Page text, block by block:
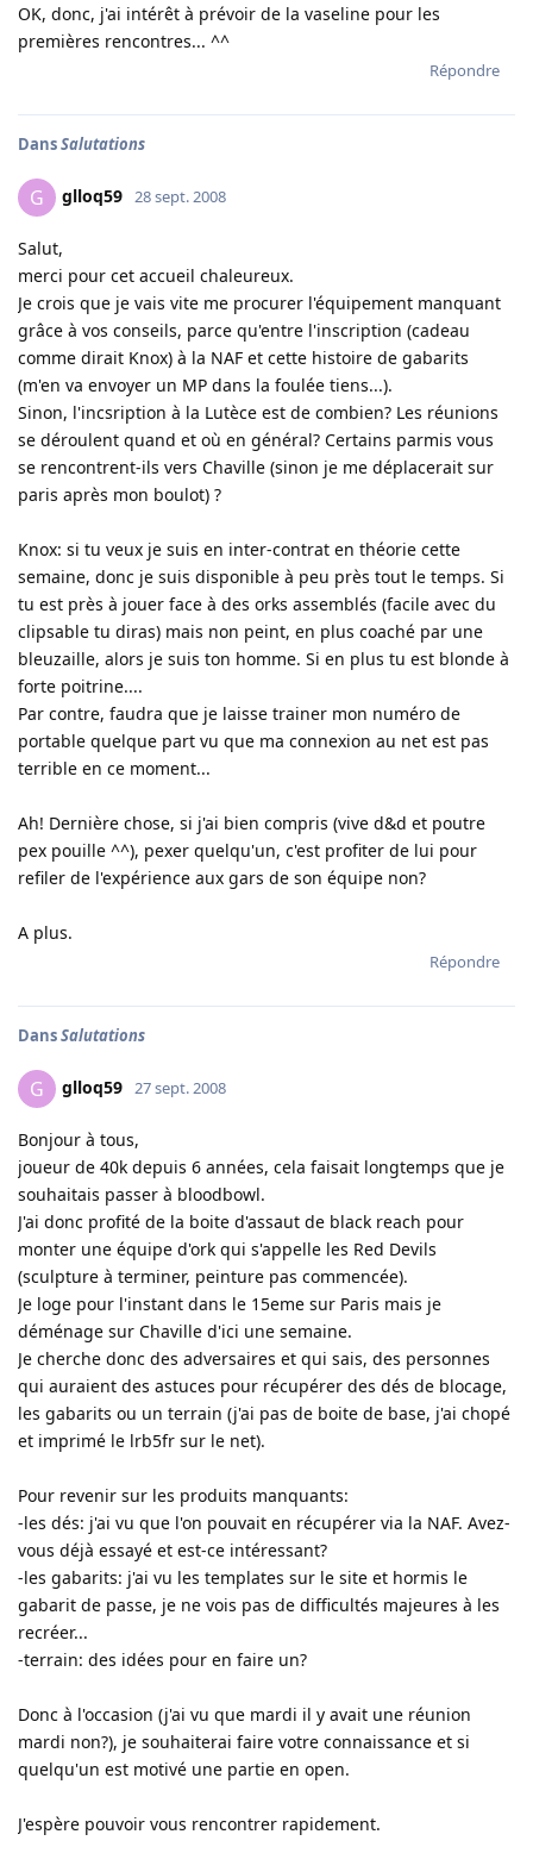
OK, donc, j'ai intérêt à prévoir de la vaseline pour les
premières rencontres... ^^
Répondre
DansSalutations
G glloq59 28 sept. 2008
Salut,
merci pour cet accueil chaleureux.
Je crois que je vais vite me procurer l'équipement manquant
grâce à vos conseils, parce qu'entre l'inscription (cadeau
comme dirait Knox) à la NAF et cette histoire de gabarits
(m'en va envoyer un MP dans la foulée tiens...).
Sinon, l'incsription à la Lutèce est de combien? Les réunions
se déroulent quand et où en général? Certains parmis vous
se rencontrent-ils vers Chaville (sinon je me déplacerait sur
paris après mon boulot) ?
Knox: si tu veux je suis en inter-contrat en théorie cette
semaine, donc je suis disponible à peu près tout le temps. Si
tu est près à jouer face à des orks assemblés (facile avec du
clipsable tu diras) mais non peint, en plus coaché par une
bleuzaille, alors je suis ton homme. Si en plus tu est blonde à
forte poitrine....
Par contre, faudra que je laisse trainer mon numéro de
portable quelque part vu que ma connexion au net est pas
terrible en ce moment...
Ah! Dernière chose, si j'ai bien compris (vive d&d et poutre
pex pouille ^^), pexer quelqu'un, c'est profiter de lui pour
refiler de l'expérience aux gars de son équipe non?
A plus.
Répondre
DansSalutations
G glloq59 27 sept. 2008
Bonjour à tous,
joueur de 40k depuis 6 années, cela faisait longtemps que je
souhaitais passer à bloodbowl.
J'ai donc profité de la boite d'assaut de black reach pour
monter une équipe d'ork qui s'appelle les Red Devils
(sculpture à terminer, peinture pas commencée).
Je loge pour l'instant dans le 15eme sur Paris mais je
déménage sur Chaville d'ici une semaine.
Je cherche donc des adversaires et qui sais, des personnes
qui auraient des astuces pour récupérer des dés de blocage,
les gabarits ou un terrain (j'ai pas de boite de base, j'ai chopé
et imprimé le lrb5fr sur le net).
Pour revenir sur les produits manquants:
-les dés: j'ai vu que l'on pouvait en récupérer via la NAF. Avez-
vous déjà essayé et est-ce intéressant?
-les gabarits: j'ai vu les templates sur le site et hormis le
gabarit de passe, je ne vois pas de difficultés majeures à les
recréer...
-terrain: des idées pour en faire un?
Donc à l'occasion (j'ai vu que mardi il y avait une réunion
mardi non?), je souhaiterai faire votre connaissance et si
quelqu'un est motivé une partie en open.
J'espère pouvoir vous rencontrer rapidement.